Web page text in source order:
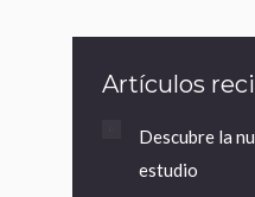
Artículos
Descubre la
estudio